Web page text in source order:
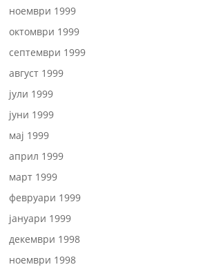
ноември 1999
октомври 1999
септември 1999
август 1999
јули 1999
јуни 1999
мај 1999
април 1999
март 1999
февруари 1999
јануари 1999
декември 1998
ноември 1998